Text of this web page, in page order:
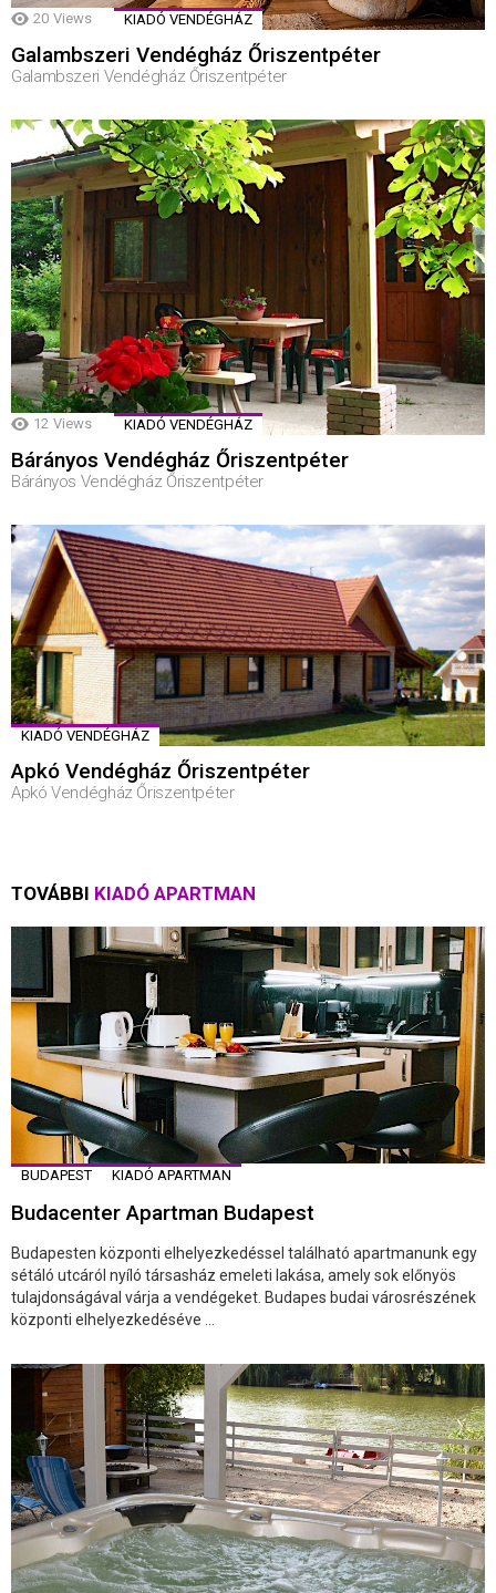
20 Views KIADÓ VENDÉGHÁZ
Galambszeri Vendégház Őriszentpéter
Galambszeri Vendégház Őriszentpéter
12 Views KIADÓ VENDÉGHÁZ
Bárányos Vendégház Őriszentpéter
Bárányos Vendégház Őriszentpéter
KIADÓ VENDÉGHÁZ
Apkó Vendégház Őriszentpéter
Apkó Vendégház Őriszentpéter
TOVÁBBI KIADÓ APARTMAN
BUDAPEST KIADÓ APARTMAN
Budacenter Apartman Budapest
Budapesten központi elhelyezkedéssel található apartmanunk egy
sétáló utcáról nyíló társasház emeleti lakása, amely sok előnyös
tulajdonságával várja a vendégeket. Budapes budai városrészének
központi elhelyezkedéséve ...